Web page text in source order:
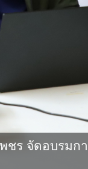
ร จัดอบรมก